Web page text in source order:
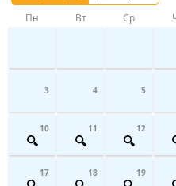
Пн Вт Ср
3 4 5
10 11 12
17 18 19